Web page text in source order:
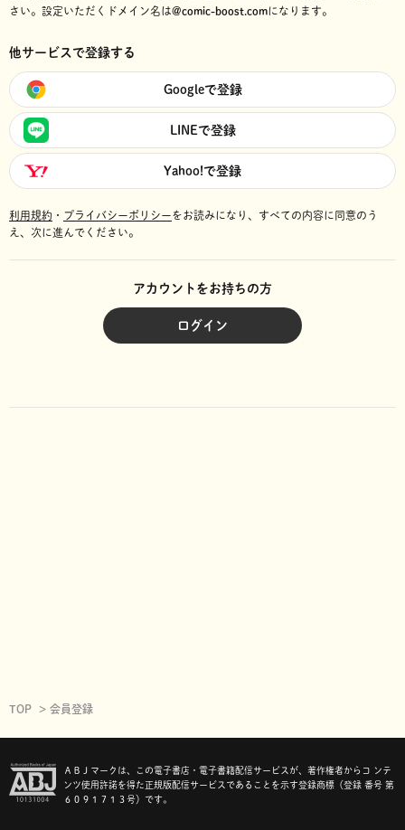
さい。 設定いただくドメイン名は@comic-boost.comになります。
他サービスで登録する
Googleで登録
LINEで登録
Yahoo!で登録
利用規約 ・ プライバシーポリシーをお読みになり、 すべての内容に同意のう
え、次に進んでください。
アカウントをお持ちの方
ログイン
TOP 会員登録
ＡＢＪマークは、この電子書店・電子書籍配信サービスが、著作権者からコ ンテ
ンツ使用許諾を得た正規版配信サービスであることを示す登録商標（登録 番号 第
６０９１７１３号）です。